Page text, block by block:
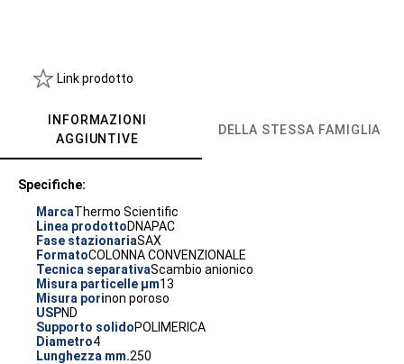
Link prodotto
INFORMAZIONI
AGGIUNTIVE
DELLA STESSA FAMIGLIA
Specifiche:
MarcaThermo Scientific
Linea prodottoDNAPAC
Fase stazionariaSAX
FormatoCOLONNA CONVENZIONALE
Tecnica separativaScambio anionico
Misura particelle µm13
Misura porinon poroso
USPND
Supporto solidoPOLIMERICA
Diametro4
Lunghezza mm.250